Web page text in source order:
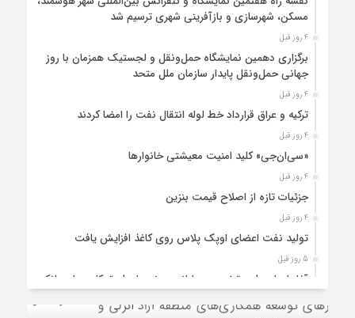
مسکن، شهرسازی و بازآفرینی شهری ترسیم شد
4 روز قبل
برگزاری دهمین نمایشگاه حمل‌ونقل و لجستیک همزمان با روز
جهانی حمل‌ونقل پایدار سازمان ملل متحد
4 روز قبل
ترکیه و عراق قرارداد خط لوله انتقال نفت را امضا کردند
4 روز قبل
«سی‌ان‌جی» کلید امنیت معیشتی خانوارها
4 روز قبل
جزئیات تازه از اصلاح قیمت بنزین
4 روز قبل
تولید نفت اعضای اوپک پلاس روی کاغذ افزایش یافت
5 روز قبل
آغاز اجرای طرح تخصیص یارانه سوخت از طریق کارت‌های بانکی